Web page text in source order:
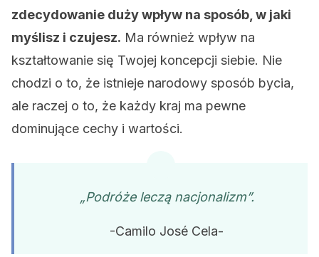
zdecydowanie duży wpływ na sposób, w jaki
myślisz i czujesz. Ma również wpływ na
kształtowanie się Twojej koncepcji siebie. Nie
chodzi o to, że istnieje narodowy sposób bycia,
ale raczej o to, że każdy kraj ma pewne
dominujące cechy i wartości.
„Podróże leczą nacjonalizm”.
-Camilo José Cela-